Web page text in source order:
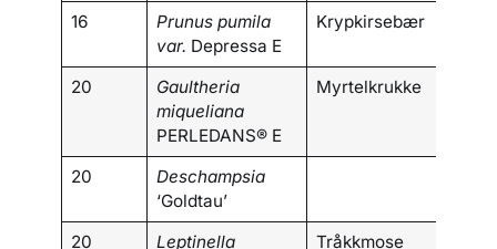
16
Prunus pumila
var. Depressa E
Krypkirsebær
20
Gaultheria
miqueliana
PERLEDANS® E
Myrtelkrukke
20
Deschampsia
‘Goldtau’
20
Leptinella Tråkkmose